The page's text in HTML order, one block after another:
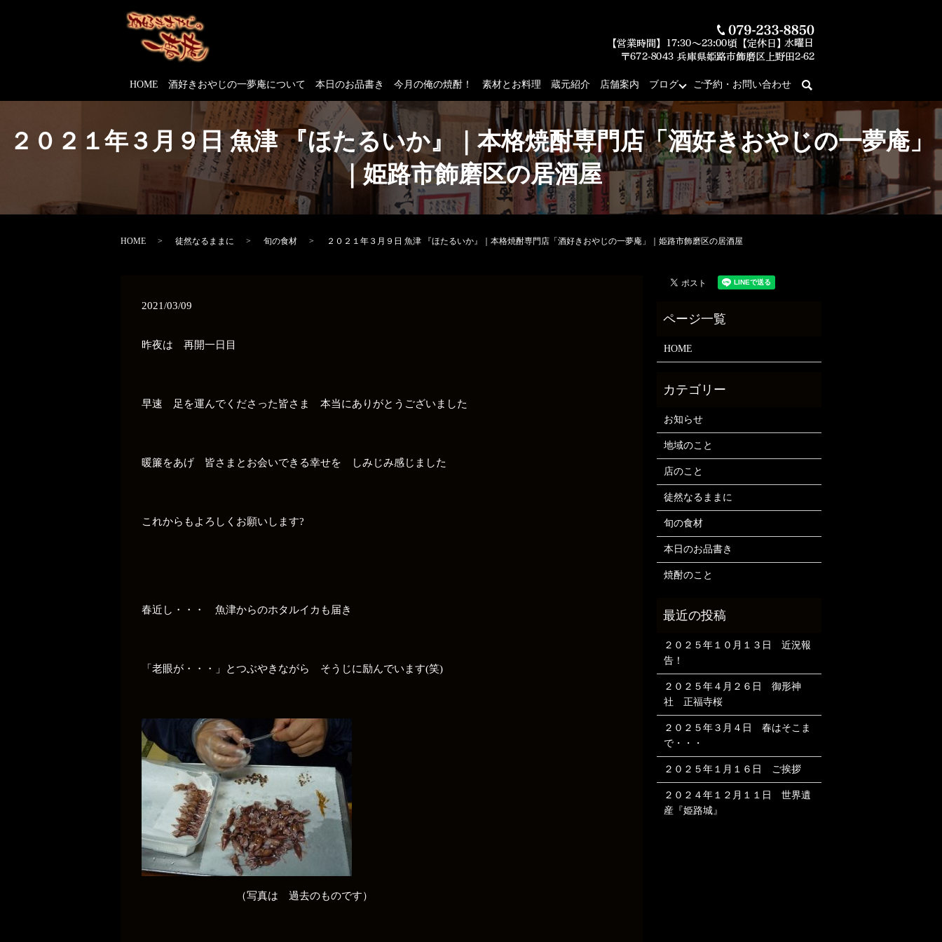
HOME 酒好きおやじの一夢庵について 本日のお品書き 今月の俺の焼酎！ 素材とお料理 蔵元紹介 店舗案内 ブログ ご予約・お問い合わせ
２０２１年３月９日 魚津 『ほたるいか』｜本格焼酎専門店「酒好きおやじの一夢庵」
｜姫路市飾磨区の居酒屋
HOME 徒然なるままに 旬の食材 ２０２１年３月９日 魚津 『ほたるいか』｜本格焼酎専門店「酒好きおやじの一夢庵」｜姫路市飾磨区の居酒屋
2021/03/09
昨夜は 再開一日目
早速 足を運んでくださった皆さま 本当にありがとうございました
暖簾をあげ 皆さまとお会いできる幸せを しみじみ感じました
これからもよろしくお願いします?
春近し・・・ 魚津からのホタルイカも届き
「老眼が・・・」とつぶやきながら そうじに励んでいます(笑)
（写真は 過去のものです）
HOME
お知らせ
地域のこと
店のこと
徒然なるままに
旬の食材
本日のお品書き
焼酎のこと
２０２５年１０月１３日 近況報
告！
２０２５年４月２６日 御形神
社 正福寺桜
２０２５年３月４日 春はそこま
で・・・
２０２５年１月１６日 ご挨拶
２０２４年１２月１１日 世界遺
産『姫路城』